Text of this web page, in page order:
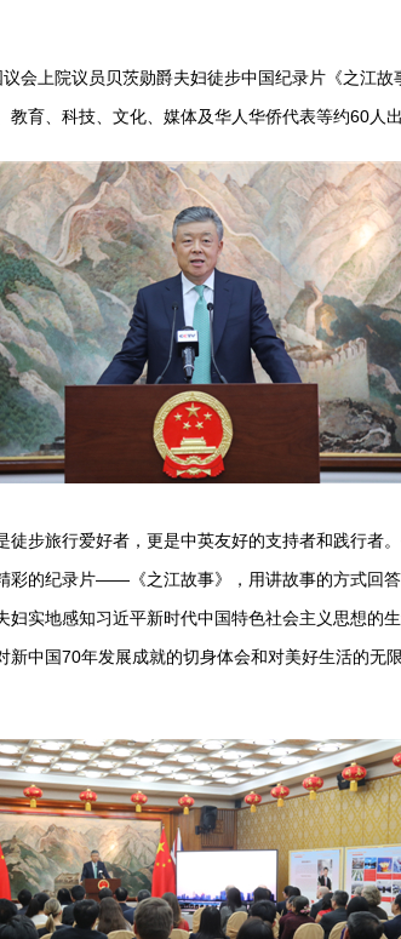
上院议员贝茨勋爵夫妇徒步中国纪录片《之江故
教育、科技、文化、媒体及华人华侨代表等约60人出
旅行爱好者，更是中英友好的支持者和践行者
彩的纪录片——《之江故事》，用讲故事的方式回
实地感知习近平新时代中国特色社会主义思想的
中国70年发展成就的切身体会和对美好生活的无